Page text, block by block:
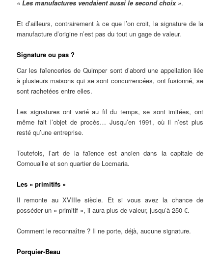
« Les manufactures vendaient aussi le second choix ».
Et d’ailleurs, contrairement à ce que l’on croit, la signature de la
manufacture d’origine n’est pas du tout un gage de valeur.
Signature ou pas ?
Car les faïenceries de Quimper sont d’abord une appellation liée
à plusieurs maisons qui se sont concurrencées, ont fusionné, se
sont rachetées entre elles.
Les signatures ont varié au fil du temps, se sont imitées, ont
même fait l’objet de procès… Jusqu’en 1991, où il n’est plus
resté qu’une entreprise.
Toutefois, l’art de la faïence est ancien dans la capitale de
Cornouaille et son quartier de Locmaria.
Les « primitifs »
Il remonte au XVIIIe siècle. Et si vous avez la chance de
posséder un « primitif », il aura plus de valeur, jusqu’à 250 €.
Comment le reconnaître ? Il ne porte, déjà, aucune signature.
Porquier-Beau